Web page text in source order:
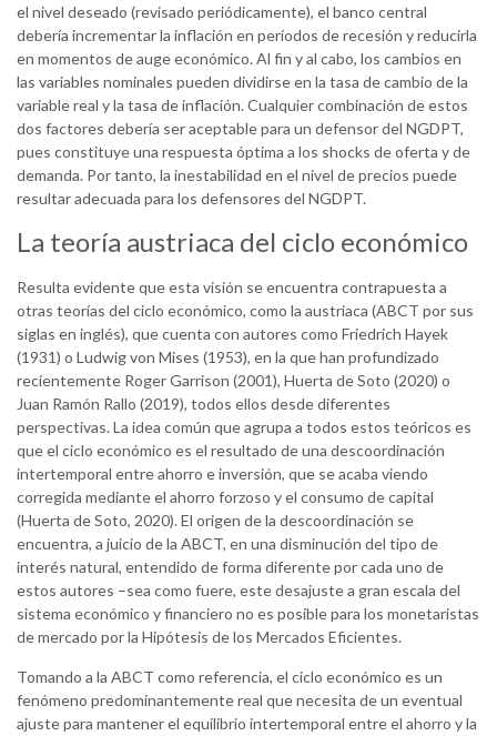
el nivel deseado (revisado periódicamente), el banco central
debería incrementar la inflación en períodos de recesión y reducirla
en momentos de auge económico. Al fin y al cabo, los cambios en
las variables nominales pueden dividirse en la tasa de cambio de la
variable real y la tasa de inflación. Cualquier combinación de estos
dos factores debería ser aceptable para un defensor del NGDPT,
pues constituye una respuesta óptima a los shocks de oferta y de
demanda. Por tanto, la inestabilidad en el nivel de precios puede
resultar adecuada para los defensores del NGDPT.
La teoría austriaca del ciclo económico
Resulta evidente que esta visión se encuentra contrapuesta a
otras teorías del ciclo económico, como la austriaca (ABCT por sus
siglas en inglés), que cuenta con autores como Friedrich Hayek
(1931) o Ludwig von Mises (1953), en la que han profundizado
recientemente Roger Garrison (2001), Huerta de Soto (2020) o
Juan Ramón Rallo (2019), todos ellos desde diferentes
perspectivas. La idea común que agrupa a todos estos teóricos es
que el ciclo económico es el resultado de una descoordinación
intertemporal entre ahorro e inversión, que se acaba viendo
corregida mediante el ahorro forzoso y el consumo de capital
(Huerta de Soto, 2020). El origen de la descoordinación se
encuentra, a juicio de la ABCT, en una disminución del tipo de
interés natural, entendido de forma diferente por cada uno de
estos autores –sea como fuere, este desajuste a gran escala del
sistema económico y financiero no es posible para los monetaristas
de mercado por la Hipótesis de los Mercados Eficientes.
Tomando a la ABCT como referencia, el ciclo económico es un
fenómeno predominantemente real que necesita de un eventual
ajuste para mantener el equilibrio intertemporal entre el ahorro y la